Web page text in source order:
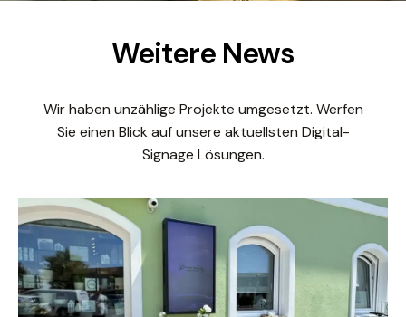
Weitere News
Wir haben unzählige Projekte umgesetzt. Werfen
Sie einen Blick auf unsere aktuellsten Digital-
Signage Lösungen.